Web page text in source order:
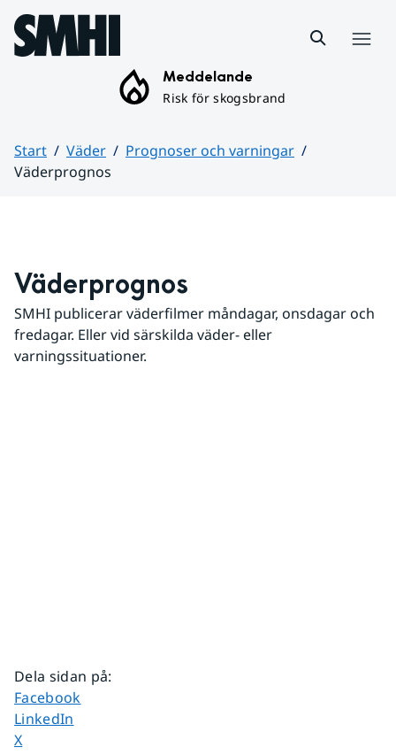
Hoppa till sidans innehåll
Meddelande
Risk för skogsbrand
Start Väder
Prognoser och varningar
Väderprognos
Väderprognos
SMHI publicerar väderfilmer måndagar, onsdagar och
fredagar. Eller vid särskilda väder- eller
varningssituationer.
Dela sidan på:
Dela sidan på
Facebook
Dela sidan på
LinkedIn
Dela sidan på
X